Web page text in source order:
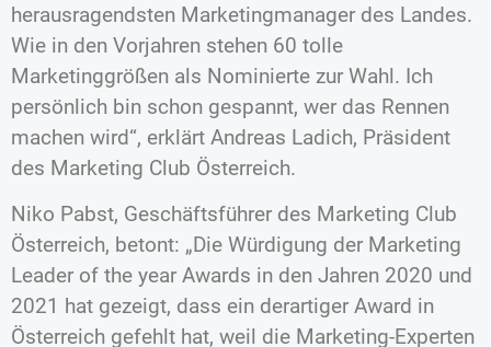
herausragendsten Marketingmanager des Landes.
Wie in den Vorjahren stehen 60 tolle
Marketinggrößen als Nominierte zur Wahl. Ich
persönlich bin schon gespannt, wer das Rennen
machen wird“, erklärt Andreas Ladich, Präsident
des Marketing Club Österreich.
Niko Pabst, Geschäftsführer des Marketing Club
Österreich, betont: „Die Würdigung der Marketing
Leader of the year Awards in den Jahren 2020 und
2021 hat gezeigt, dass ein derartiger Award in
Österreich gefehlt hat, weil die Marketing-Experten